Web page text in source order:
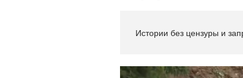
Истории без цензуры и